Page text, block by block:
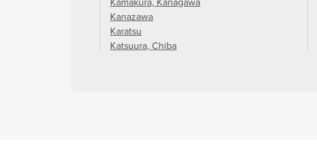
Kanazawa
Karatsu
Katsuura, Chiba